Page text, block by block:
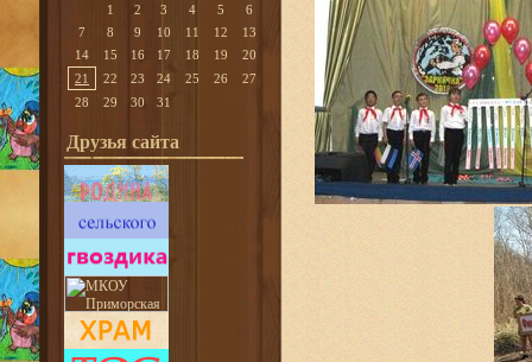
1
2 3 4 5
6
7
8 9 10 11 12
13
14
15 16 17 18 19
20
21
22 23 24 25 26
27
28
29 30 31
Друзья сайта